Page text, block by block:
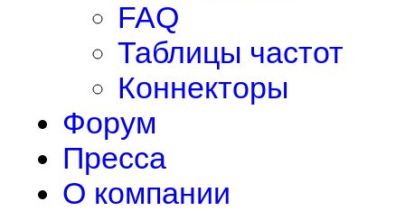
FAQ
Таблицы частот
Коннекторы
Форум
Пресса
О компании